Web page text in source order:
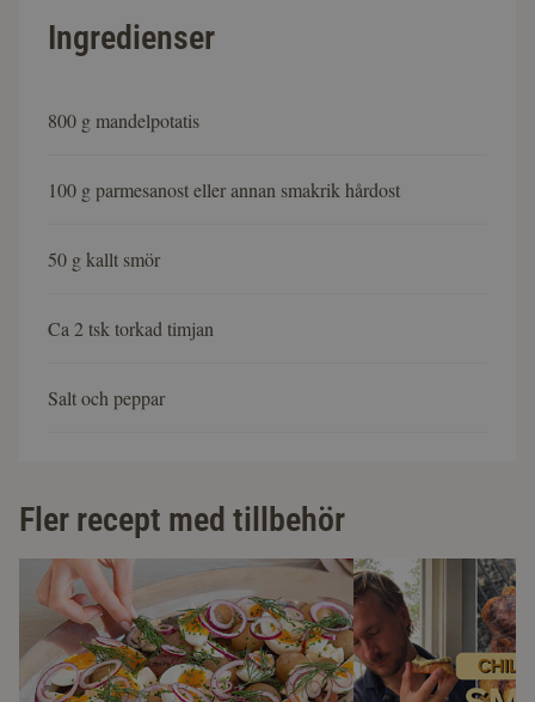
Ingredienser
800 g mandelpotatis
100 g parmesanost eller annan smakrik hårdost
50 g kallt smör
Ca 2 tsk torkad timjan
Salt och peppar
Fler recept med tillbehör